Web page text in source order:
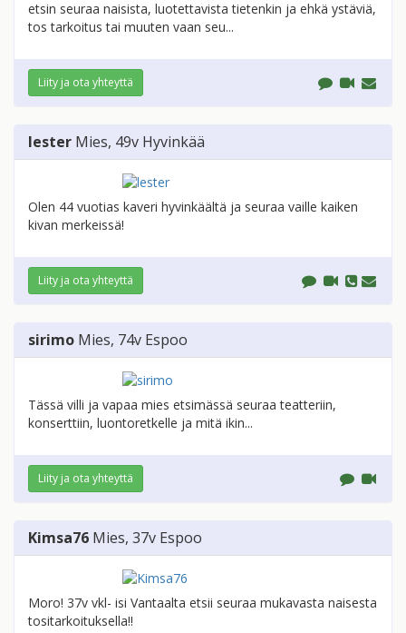
etsin seuraa naisista, luotettavista tietenkin ja ehkä ystäviä,
tos tarkoitus tai muuten vaan seu...
Liity ja ota yhteyttä
lester Mies, 49v Hyvinkää
Olen 44 vuotias kaveri hyvinkäältä ja seuraa vaille kaiken
kivan merkeissä!
Liity ja ota yhteyttä
sirimo Mies, 74v Espoo
Tässä villi ja vapaa mies etsimässä seuraa teatteriin,
konserttiin, luontoretkelle ja mitä ikin...
Liity ja ota yhteyttä
Kimsa76 Mies, 37v Espoo
Moro! 37v vkl- isi Vantaalta etsii seuraa mukavasta naisesta
tositarkoituksella!!